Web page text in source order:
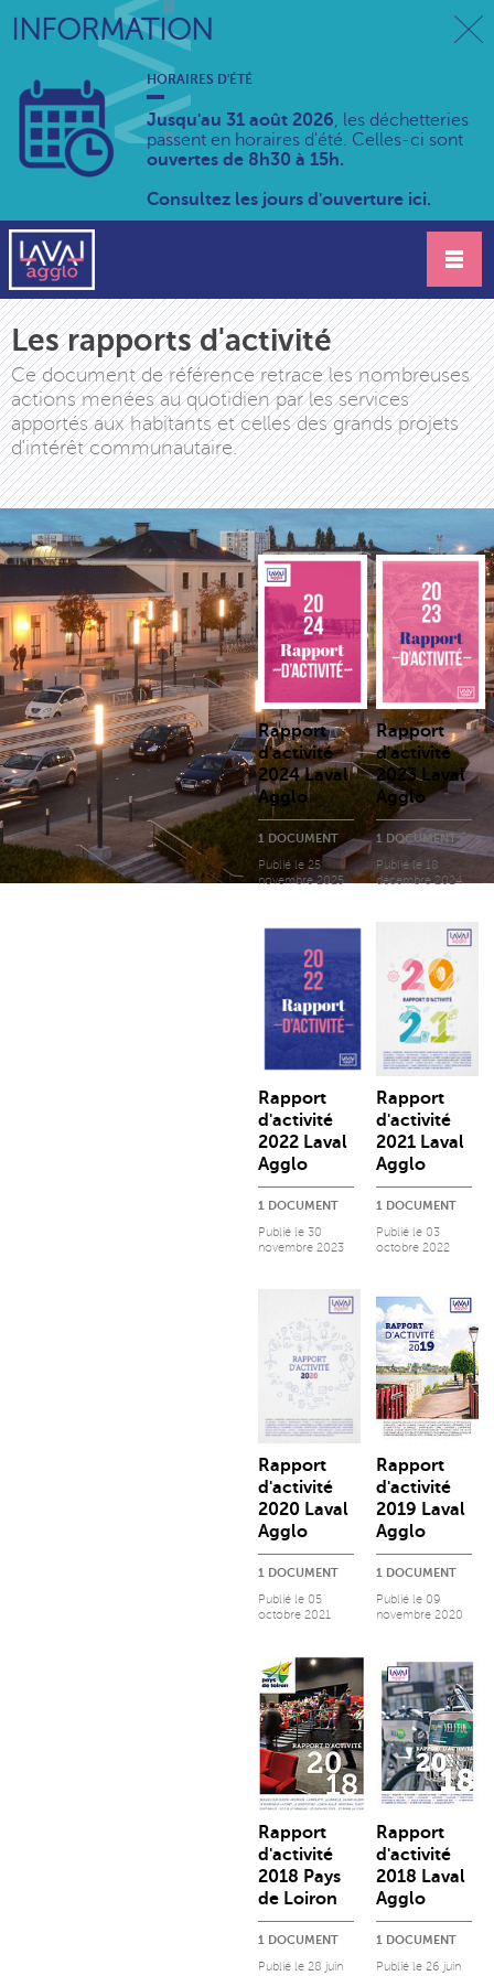
INFORMATION
HORAIRES D'ÉTÉ
Jusqu'au 31 août 2026, les déchetteries
passent en horaires d'été. Celles-ci sont
ouvertes de 8h30 à 15h.
Consultez les jours d'ouverture ici.
Les rapports d'activité
Ce document de référence retrace les nombreuses
actions menées au quotidien par les services
apportés aux habitants et celles des grands projets
d'intérêt communautaire.
Rapport
d'activité
2024 Laval
Agglo
1 DOCUMENT
Publié le 25
novembre 2025
Rapport
d'activité
2023 Laval
Agglo
1 DOCUMENT
Publié le 18
décembre 2024
Rapport
d'activité
2022 Laval
Agglo
1 DOCUMENT
Publié le 30
novembre 2023
Rapport
d'activité
2021 Laval
Agglo
1 DOCUMENT
Publié le 03
octobre 2022
Rapport
d'activité
2020 Laval
Agglo
1 DOCUMENT
Publié le 05
octobre 2021
Rapport
d'activité
2019 Laval
Agglo
1 DOCUMENT
Publié le 09
novembre 2020
Rapport
d'activité
2018 Pays
de Loiron
1 DOCUMENT
Publié le 28 juin
Rapport
d'activité
2018 Laval
Agglo
1 DOCUMENT
Publié le 26 juin